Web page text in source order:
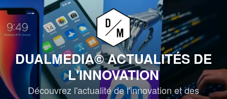
Aller
au
contenu
DUALMEDIA© ACTUALITÉS DE
L'INNOVATION
Découvrez l'actualité de l'innovation et des